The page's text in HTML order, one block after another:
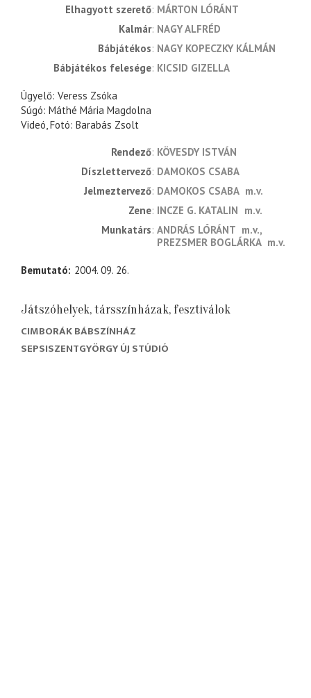
Elhagyott szerető MÁRTON LÓRÁNT
Kalmár NAGY ALFRÉD
Bábjátékos NAGY KOPECZKY KÁLMÁN
Bábjátékos felesége KICSID GIZELLA
Ügyelő: Veress Zsóka
Súgó: Máthé Mária Magdolna
Videó, Fotó: Barabás Zsolt
rendező KÖVESDY ISTVÁN
díszlettervező DAMOKOS CSABA
jelmeztervező DAMOKOS CSABA m.v.
zene INCZE G. KATALIN m.v.
munkatárs ANDRÁS LÓRÁNT m.v.
PREZSMER BOGLÁRKA m.v.
Bemutató 2004. 09. 26.
Játszóhelyek, társszínházak, fesztiválok
CIMBORÁK BÁBSZÍNHÁZ
SEPSISZENTGYÖRGY ÚJ STÚDIÓ